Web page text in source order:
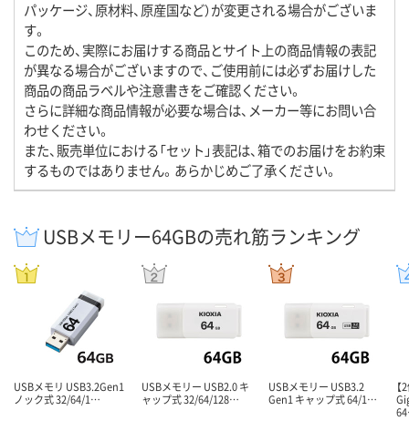
パッケージ、原材料、原産国など）が変更される場合がございま
す。
このため、実際にお届けする商品とサイト上の商品情報の表記
が異なる場合がございますので、ご使用前には必ずお届けした
商品の商品ラベルや注意書きをご確認ください。
さらに詳細な商品情報が必要な場合は、メーカー等にお問い合
わせください。
また、販売単位における「セット」表記は、箱でのお届けをお約束
するものではありません。あらかじめご了承ください。
USBメモリー64GBの売れ筋ランキング
USBメモリ USB3.2Gen1
ノック式 32/64/1…
USBメモリー USB2.0 キ
ャップ式 32/64/128…
USBメモリー USB3.2
Gen1 キャップ式 64/1…
【